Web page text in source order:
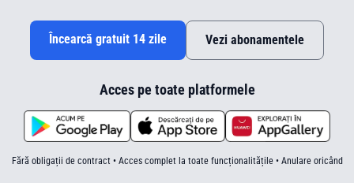
Încearcă gratuit 14 zile Vezi abonamentele
Acces pe toate platformele
Fără obligații de contract • Acces complet la toate funcționalitățile • Anulare oricând